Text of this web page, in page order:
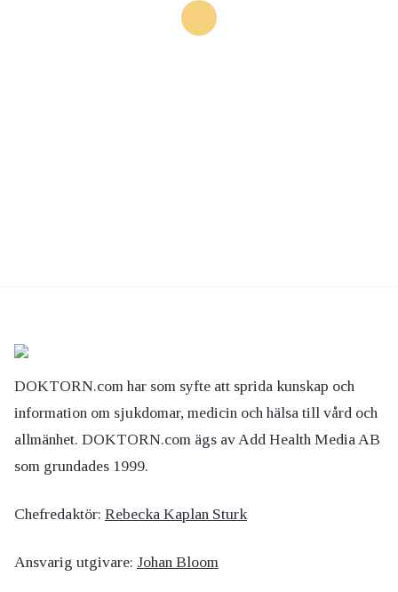
DOKTORN.com har som syfte att sprida kunskap och
information om sjukdomar, medicin och hälsa till vård och
allmänhet. DOKTORN.com ägs av Add Health Media AB
som grundades 1999.
Chefredaktör: Rebecka Kaplan Sturk
Ansvarig utgivare: Johan Bloom